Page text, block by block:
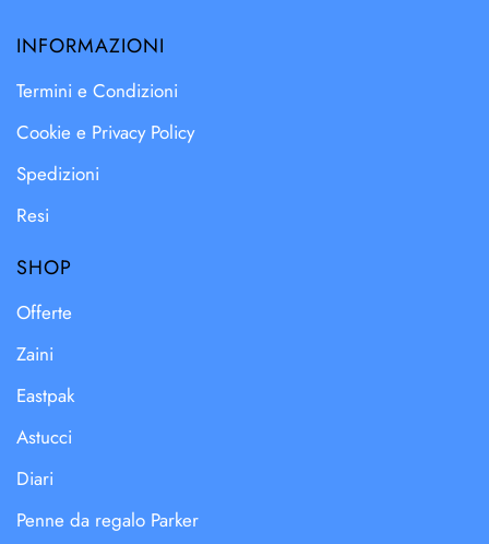
INFORMAZIONI
Termini e Condizioni
Cookie e Privacy Policy
Spedizioni
Resi
SHOP
Offerte
Zaini
Eastpak
Astucci
Diari
Penne da regalo Parker